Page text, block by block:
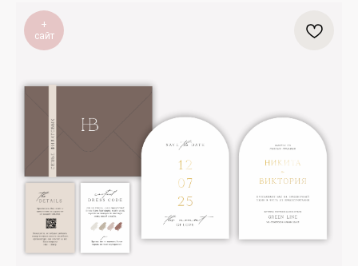
+
сайт